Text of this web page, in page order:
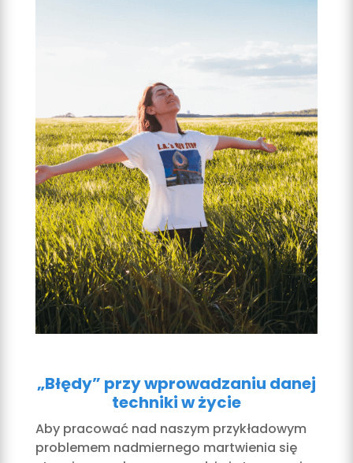
„Błędy” przy wprowadzaniu danej
techniki w życie
Aby pracować nad naszym przykładowym
problemem nadmiernego martwienia się